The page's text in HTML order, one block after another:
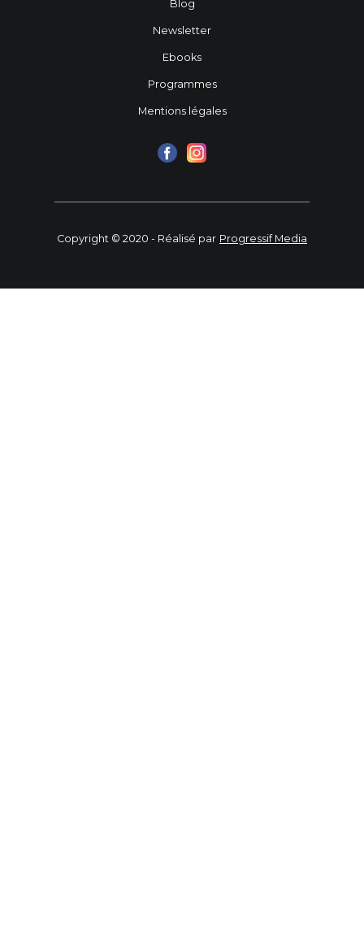
Blog
Newsletter
Ebooks
Programmes
Mentions légales
Copyright © 2020 - Réalisé par Progressif Media